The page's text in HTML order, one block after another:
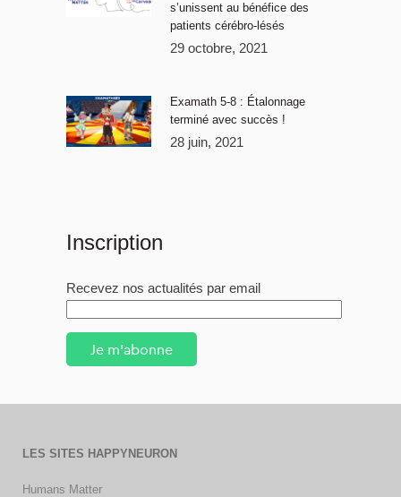
s’unissent au bénéfice des
patients cérébro-lésés
29 octobre, 2021
Examath 5-8 : Étalonnage
terminé avec succès !
28 juin, 2021
Inscription
Recevez nos actualités par email
Je m'abonne
LES SITES HAPPYNEURON
Humans Matter